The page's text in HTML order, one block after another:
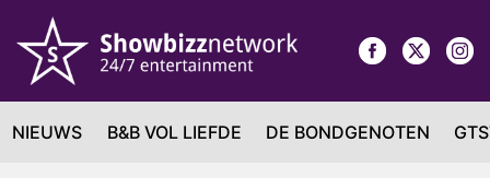
NIEUWS B&B VOL LIEFDE DE BONDGENOTEN